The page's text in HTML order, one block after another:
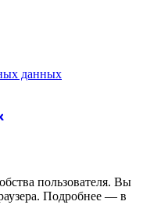
данных
пользователя. Вы
Подробнее — в